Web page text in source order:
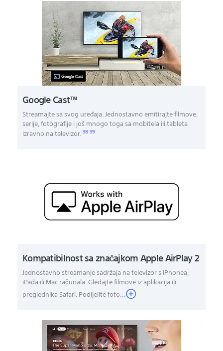
Google Cast™
Streamajte sa svog uređaja. Jednostavno emitirajte filmove,
serije, fotografije i još mnogo toga sa mobitela ili tableta
izravno na televizor.3839
Kompatibilnost sa značajkom Apple AirPlay 2
Jednostavno streamanje sadržaja na televizor s iPhonea,
iPada ili Mac računala. Gledajte filmove iz aplikacija ili
preglednika Safari. Podijelite foto...